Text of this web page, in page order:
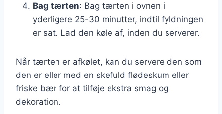
Bag tærten: Bag tærten i ovnen i
yderligere 25-30 minutter, indtil fyldningen
er sat. Lad den køle af, inden du serverer.
Når tærten er afkølet, kan du servere den som
den er eller med en skefuld flødeskum eller
friske bær for at tilføje ekstra smag og
dekoration.